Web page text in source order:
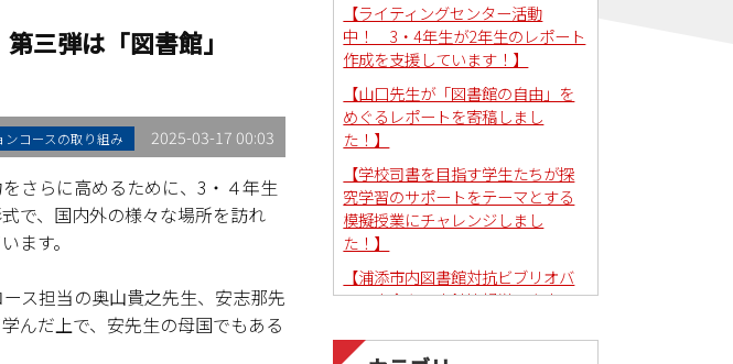
三弾は「図書館」
コースの取り組み 2025-03-17 00:03
さらに高めるために、3・４年生
で、国内外の様々な場所を訪れ
ます。
ス担当の奥山貴之先生、安志那先
んだ上で、安先生の母国でもある
【ライティングセンター活動
中！ 3・4年生が2年生のレポート
作成を支援しています！】
【山口先生が「図書館の自由」を
めぐるレポートを寄稿しまし
た！】
【学校司書を目指す学生たちが探
究学習のサポートをテーマとする
模擬授業にチャレンジしまし
た！】
【浦添市内図書館対抗ビブリオバ
トル大会を図書館情報学研究室で